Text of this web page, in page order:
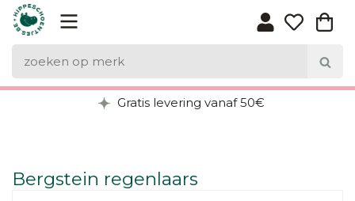
Gratis levering vanaf 50€
Bergstein regenlaars